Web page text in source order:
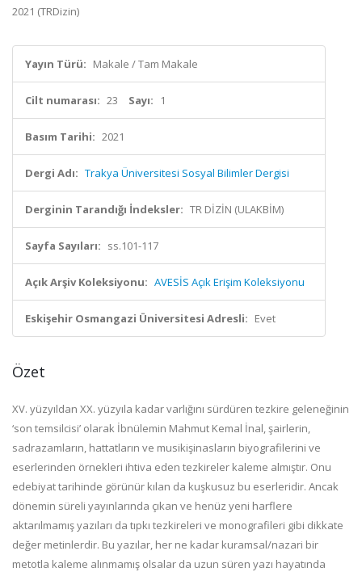
2021 (TRDizin)
Yayın Türü: Makale / Tam Makale
Cilt numarası: 23 Sayı: 1
Basım Tarihi: 2021
Dergi Adı: Trakya Üniversitesi Sosyal Bilimler Dergisi
Derginin Tarandığı İndeksler: TR DİZİN (ULAKBİM)
Sayfa Sayıları: ss.101-117
Açık Arşiv Koleksiyonu: AVESİS Açık Erişim Koleksiyonu
Eskişehir Osmangazi Üniversitesi Adresli: Evet
Özet
XV. yüzyıldan XX. yüzyıla kadar varlığını sürdüren tezkire geleneğinin
‘son temsilcisi’ olarak İbnülemin Mahmut Kemal İnal, şairlerin,
sadrazamların, hattatların ve musikişinasların biyografilerini ve
eserlerinden örnekleri ihtiva eden tezkireler kaleme almıştır. Onu
edebiyat tarihinde görünür kılan da kuşkusuz bu eserleridir. Ancak
dönemin süreli yayınlarında çıkan ve henüz yeni harflere
aktarılmamış yazıları da tıpkı tezkireleri ve monografileri gibi dikkate
değer metinlerdir. Bu yazılar, her ne kadar kuramsal/nazari bir
metotla kaleme alınmamış olsalar da uzun süren yazı hayatında